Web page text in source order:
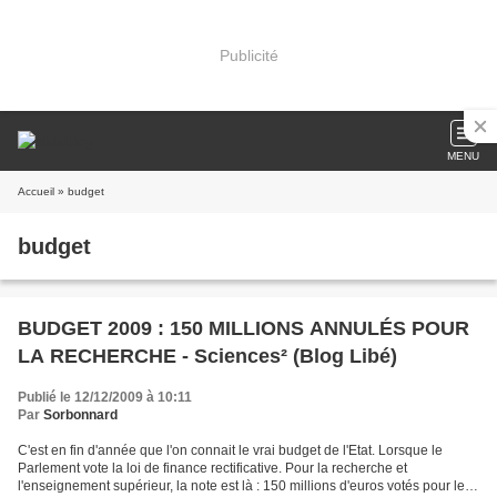
Publicité
MENU
Accueil » budget
budget
BUDGET 2009 : 150 MILLIONS ANNULÉS POUR
LA RECHERCHE - Sciences² (Blog Libé)
Publié le 12/12/2009 à 10:11
Par Sorbonnard
C'est en fin d'année que l'on connait le vrai budget de l'Etat. Lorsque le
Parlement vote la loi de finance rectificative. Pour la recherche et
l'enseignement supérieur, la note est là : 150 millions d'euros votés pour le